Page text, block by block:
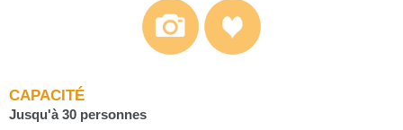
CAPACITÉ
Jusqu'à 30 personnes